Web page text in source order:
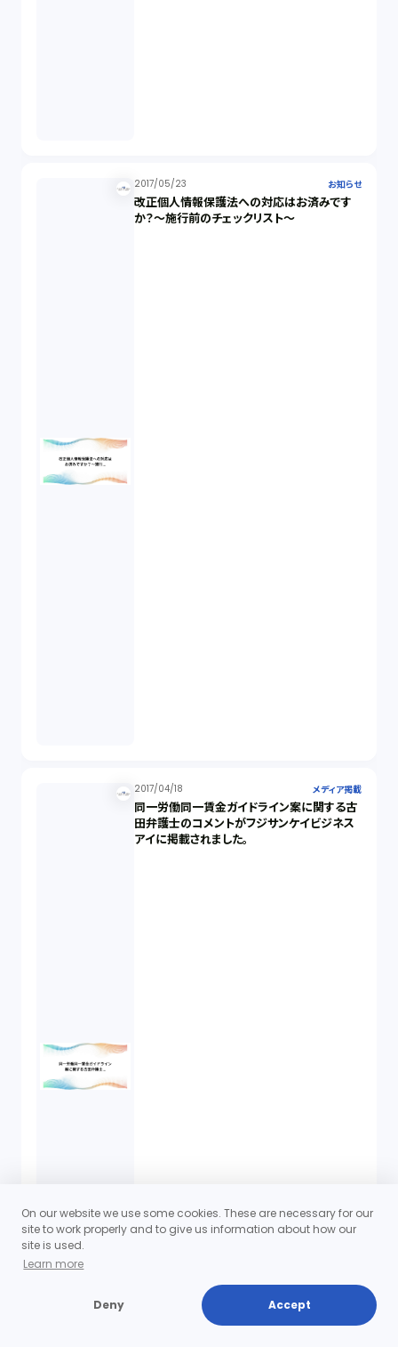
2017/05/23 お知らせ
改正個人情報保護法への対応はお済みです
か？～施行前のチェックリスト～
2017/04/18 メディア掲載
同一労働同一賃金ガイドライン案に関する古
田弁護士のコメントがフジサンケイビジネス
アイに掲載されました。
On our website we use some cookies. These are necessary for our
site to work properly and to give us information about how our
site is used.
Learn more
Deny Accept